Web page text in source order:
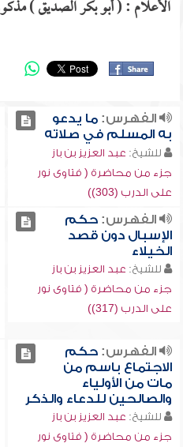
الأعلام : ( أبو بكر الصديق )
الفهرس:ما يدعو
به المسلم في صلاته
للشيخ: عبد العزيز بن باز
جزء من محاضرة ( فتاوى نور
على الدرب (303))
الفهرس:حكم
الإسبال دون قصد
الخيلاء
للشيخ: عبد العزيز بن باز
جزء من محاضرة ( فتاوى نور
على الدرب (317))
الفهرس:حكم
الاجتماع باسم من
مات من الأولياء
والصالحين للدعاء والذكر
للشيخ: عبد العزيز بن باز
جزء من محاضرة ( فتاوى نور